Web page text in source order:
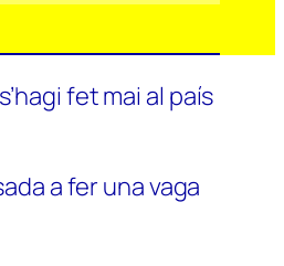
fet mai al país
a fer una vaga